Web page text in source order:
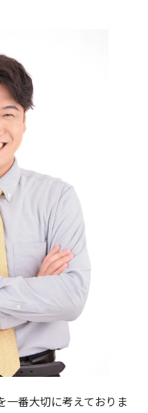
一番大切に考えておりま